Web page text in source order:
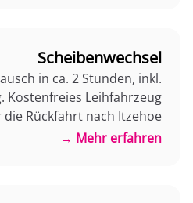
Scheibenwechsel
in ca. 2 Stunden, inkl.
Kostenfreies Leihfahrzeug
die Rückfahrt nach Itzehoe.
Mehr erfahren →